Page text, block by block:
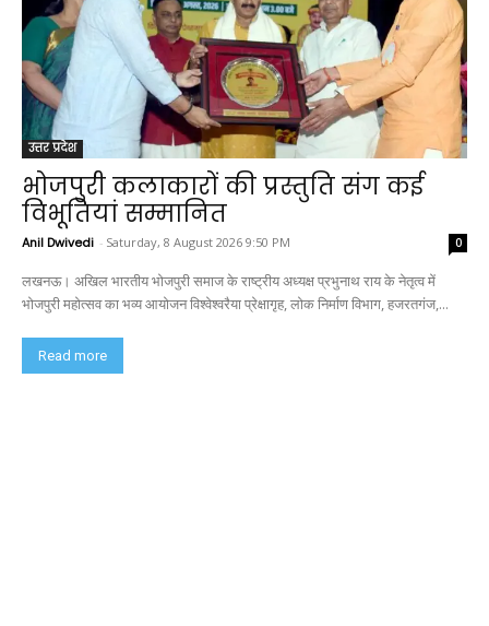
उत्तर प्रदेश
भोजपुरी कलाकारों की प्रस्तुति संग कई
विभूतियां सम्मानित
Anil Dwivedi - Saturday, 8 August 2026 9:50 PM 0
लखनऊ। अखिल भारतीय भोजपुरी समाज के राष्ट्रीय अध्यक्ष प्रभुनाथ राय के नेतृत्व में
भोजपुरी महोत्सव का भव्य आयोजन विश्वेश्वरैया प्रेक्षागृह, लोक निर्माण विभाग, हजरतगंज,...
Read more